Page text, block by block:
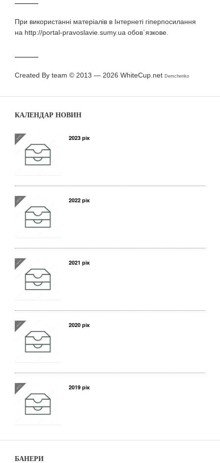
При використаннi матерiалiв в Iнтернетi гiперпосилання
на http://portal-pravoslavie.sumy.ua обов`язкове.
Created By team © 2013 — 2026 WhiteCup.net Demchenko
КАЛЕНДАР НОВИН
2023 рік
2022 рік
2021 рік
2020 рік
2019 рік
БАНЕРИ